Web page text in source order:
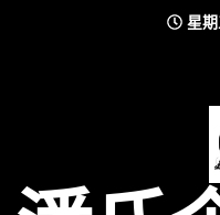
星